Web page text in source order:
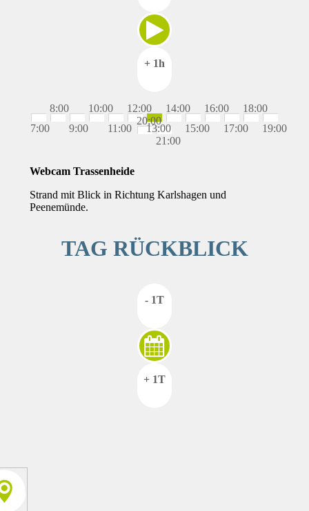
+ 1h
7:00
8:00
9:00
10:00
11:00
12:00
13:00
14:00
15:00
16:00
17:00
18:00
19:00
20:00
21:00
Webcam Trassenheide
Strand mit Blick in Richtung Karlshagen und
Peenemünde.
TAG RÜCKBLICK
- 1T
+ 1T